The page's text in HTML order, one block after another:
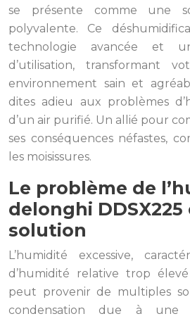
se présente comme une
polyvalente. Ce
technologie avancée et
d’utilisation, transformant
environnement sain et
dites adieu aux problèmes
d’un air purifié. Un allié pour
ses conséquences néfastes,
les moisissures.
Le problème de
delonghi DDSX225
solution
L’humidité excessive,
d’humidité relative trop
peut provenir de multiples
condensation due à une